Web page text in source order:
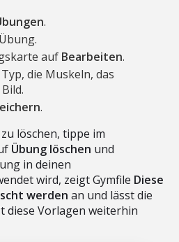
.
auf Bearbeiten.
die Muskeln, das
.
löschen, tippe im
Übung löschen und
in deinen
wird, zeigt Gymfile Diese
werden an und lässt die
diese Vorlagen weiterhin